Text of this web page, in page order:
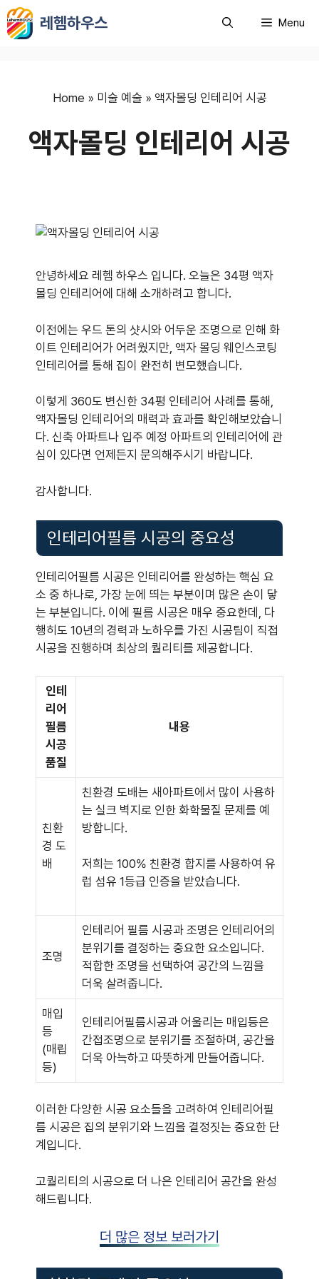
컨
텐
레헴하우스 Menu
Home » 미술 예술 » 액자몰딩 인테리어 시공
액자몰딩 인테리어 시공
안녕하세요 레헴 하우스 입니다. 오늘은 34평 액자
몰딩 인테리어에 대해 소개하려고 합니다.
이전에는 우드 톤의 샷시와 어두운 조명으로 인해 화
이트 인테리어가 어려웠지만, 액자 몰딩 웨인스코팅
인테리어를 통해 집이 완전히 변모했습니다.
이렇게 360도 변신한 34평 인테리어 사례를 통해,
액자몰딩 인테리어의 매력과 효과를 확인해보았습니
다. 신축 아파트나 입주 예정 아파트의 인테리어에 관
심이 있다면 언제든지 문의해주시기 바랍니다.
감사합니다.
인테리어필름 시공의 중요성
인테리어필름 시공은 인테리어를 완성하는 핵심 요
소 중 하나로, 가장 눈에 띄는 부분이며 많은 손이 닿
는 부분입니다. 이에 필름 시공은 매우 중요한데, 다
행히도 10년의 경력과 노하우를 가진 시공팀이 직접
시공을 진행하며 최상의 퀄리티를 제공합니다.
인테
리어
필름
시공
품질
내용
친환
경 도
배
친환경 도배는 새아파트에서 많이 사용하
는 실크 벽지로 인한 화학물질 문제를 예
방합니다.
저희는 100% 친환경 합지를 사용하여 유
럽 섬유 1등급 인증을 받았습니다.
조명
인테리어 필름 시공과 조명은 인테리어의
분위기를 결정하는 중요한 요소입니다.
적합한 조명을 선택하여 공간의 느낌을
더욱 살려줍니다.
매입
등
(매립
등)
인테리어필름시공과 어울리는 매입등은
간접조명으로 분위기를 조절하며, 공간을
더욱 아늑하고 따뜻하게 만들어줍니다.
이러한 다양한 시공 요소들을 고려하여 인테리어필
름 시공은 집의 분위기와 느낌을 결정짓는 중요한 단
계입니다.
고퀄리티의 시공으로 더 나은 인테리어 공간을 완성
해드립니다.
더 많은 정보 보러가기